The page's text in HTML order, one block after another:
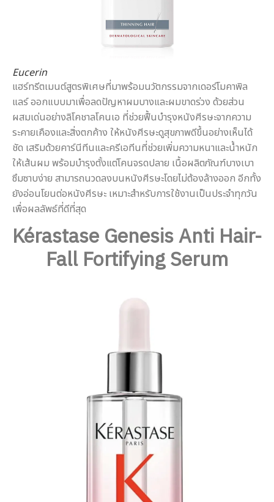
Eucerin
แฮร์ทรีตเมนต์สูตรพิเศษที่มาพร้อมนวัตกรรมจากเดอร์โมคาพิล
แลร์ ออกแบบมาเพื่อลดปัญหาผมบางและผมขาดร่วง ด้วยส่วน
ผสมเด่นอย่างลิโคชาลโคนเอ ที่ช่วยฟื้นบำรุงหนังศีรษะจากความ
ระคายเคืองและสิ่งตกค้าง ให้หนังศีรษะดูสุขภาพดีขึ้นอย่างเห็นได้
ชัด เสริมด้วยคาร์นีทีนและครีเอทีนที่ช่วยเพิ่มความหนาและน้ำหนัก
ให้เส้นผม พร้อมบำรุงตั้งแต่โคนจรดปลาย เนื้อผลิตภัณฑ์บางเบา
ซึมซาบง่าย สามารถนวดลงบนหนังศีรษะโดยไม่ต้องล้างออก อีกทั้ง
ยังอ่อนโยนต่อหนังศีรษะ เหมาะสำหรับการใช้งานเป็นประจำทุกวัน
เพื่อผลลัพธ์ที่ดีที่สุด
Kérastase Genesis Anti Hair-
Fall Fortifying Serum